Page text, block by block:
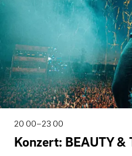
20 00–23 00
Konzert: BEAUTY &